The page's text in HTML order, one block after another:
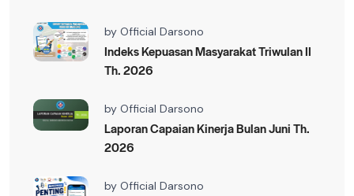
by Official Darsono
Indeks Kepuasan Masyarakat Triwulan II
Th. 2026
by Official Darsono
Laporan Capaian Kinerja Bulan Juni Th.
2026
by Official Darsono